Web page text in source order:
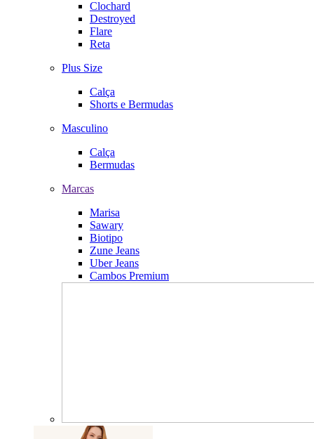
Clochard
Destroyed
Flare
Reta
Plus Size
Calça
Shorts e Bermudas
Masculino
Calça
Bermudas
Marcas
Marisa
Sawary
Biotipo
Zune Jeans
Uber Jeans
Cambos Premium